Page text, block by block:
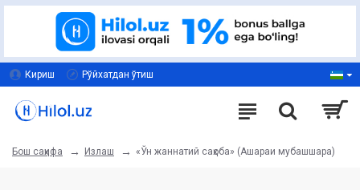
Кириш Рўйхатдан ўтиш
Бош саҳифа Излаш «Ўн жаннатий саҳоба» (Ашараи мубашшара)